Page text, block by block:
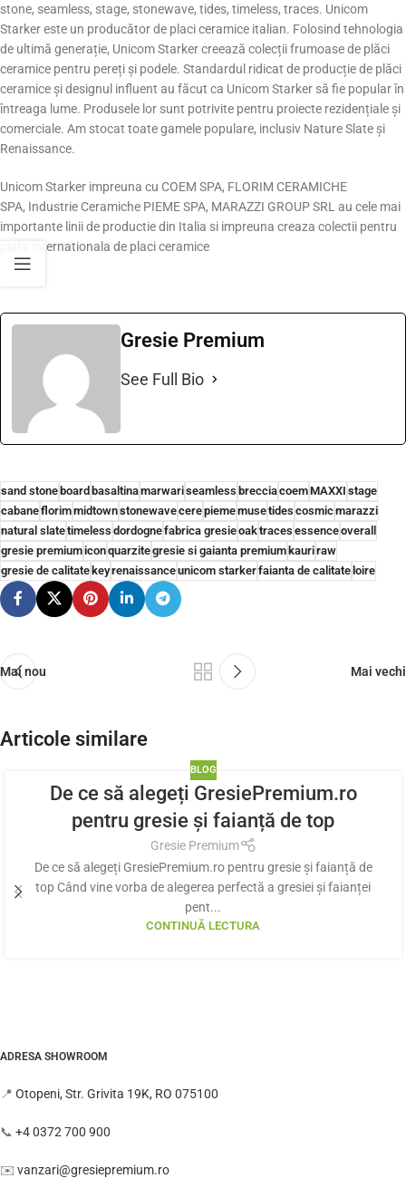
stone, seamless, stage, stonewave, tides, timeless, traces. Unicom
Starker este un producător de placi ceramice italian. Folosind tehnologia
de ultimă generație, Unicom Starker creează colecții frumoase de plăci
ceramice pentru pereți și podele. Standardul ridicat de producție de plăci
ceramice și designul influent au făcut ca Unicom Starker să fie popular în
întreaga lume. Produsele lor sunt potrivite pentru proiecte rezidențiale și
comerciale. Am stocat toate gamele populare, inclusiv Nature Slate și
Renaissance.
Unicom Starker impreuna cu COEM SPA, FLORIM CERAMICHE
SPA, Industrie Ceramiche PIEME SPA, MARAZZI GROUP SRL au cele mai
importante linii de productie din Italia si impreuna creaza colectii pentru
piata internationala de placi ceramice
Gresie Premium
See Full Bio
sand stone board basaltinamarwariseamless brecciacoemMAXXI stage
cabaneflorimmidtownstonewavecerepiememusetides cosmicmarazzi
natural slatetimeless dordognefabrica gresieoaktraces essenceoverall
gresie premiumiconquarzitegresie si gaianta premium kauriraw
gresie de calitate keyrenaissanceunicom starkerfaianta de calitateloire
Mai nou Mai vechi
Articole similare
BLOG
De ce să alegeți GresiePremium.ro
pentru gresie și faianță de top
Gresie Premium
De ce să alegeți GresiePremium.ro pentru gresie și faianță de
top Când vine vorba de alegerea perfectă a gresiei și faianței
pent...
CONTINUĂ LECTURA
ADRESA SHOWROOM
📍 Otopeni, Str. Grivita 19K, RO 075100
📞 +4 0372 700 900
✉️ vanzari@gresiepremium.ro